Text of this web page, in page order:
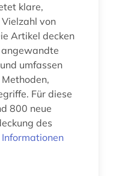
klare,
von
Artikel decken
angewandte
umfassen
diese
800 neue
des
Informationen